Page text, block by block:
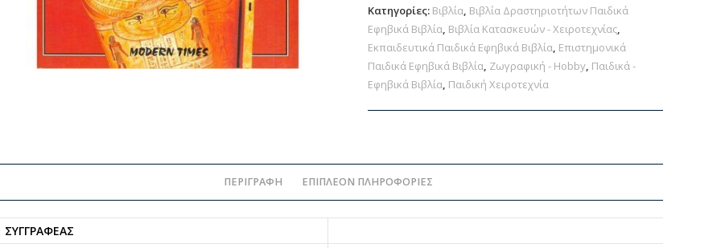
Κατηγορίες: Βιβλία, Βιβλία Δραστηριοτήτων Παιδικά
Εφηβικά Βιβλία, Βιβλία Κατασκευών - Χειροτεχνίας,
Εκπαιδευτικά Παιδικά Εφηβικά Βιβλία, Επιστημονικά
Παιδικά Εφηβικά Βιβλία, Ζωγραφική - Hobby, Παιδικά -
Εφηβικά Βιβλία, Παιδική Χειροτεχνία
ΠΕΡΙΓΡΑΦΉ ΕΠΙΠΛΈΟΝ ΠΛΗΡΟΦΟΡΊΕΣ
ΣΥΓΓΡΑΦΈΑΣ